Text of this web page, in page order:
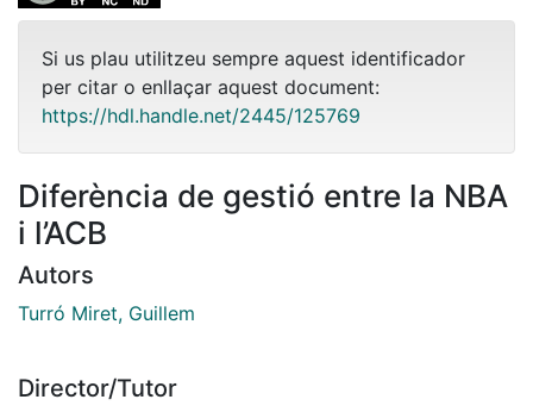
Si us plau utilitzeu sempre aquest identificador
per citar o enllaçar aquest document:
https://hdl.handle.net/2445/125769
Diferència de gestió entre la NBA
i l’ACB
Autors
Turró Miret, Guillem
Director/Tutor